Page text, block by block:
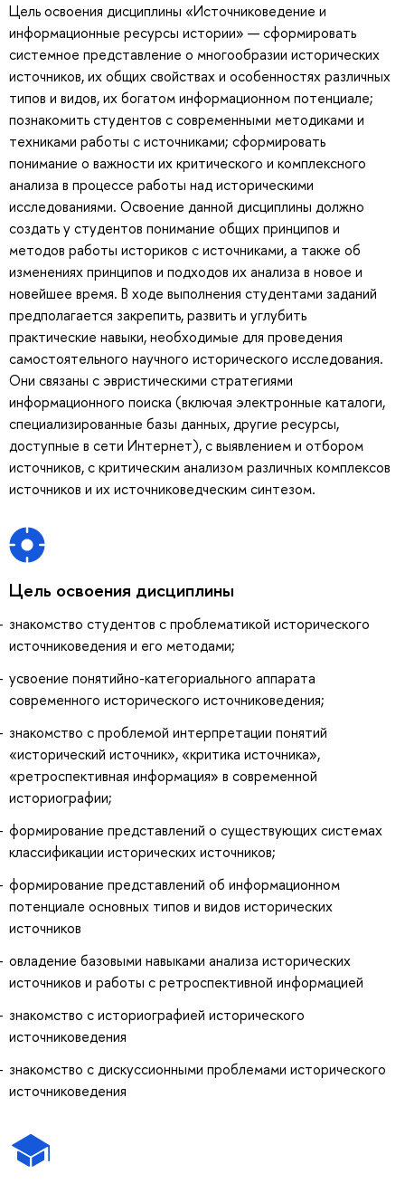
Цель освоения дисциплины «Источниковедение и
информационные ресурсы истории» — сформировать
системное представление о многообразии исторических
источников, их общих свойствах и особенностях различных
типов и видов, их богатом информационном потенциале;
познакомить студентов с современными методиками и
техниками работы с источниками; сформировать
понимание о важности их критического и комплексного
анализа в процессе работы над историческими
исследованиями. Освоение данной дисциплины должно
создать у студентов понимание общих принципов и
методов работы историков с источниками, а также об
изменениях принципов и подходов их анализа в новое и
новейшее время. В ходе выполнения студентами заданий
предполагается закрепить, развить и углубить
практические навыки, необходимые для проведения
самостоятельного научного исторического исследования.
Они связаны с эвристическими стратегиями
информационного поиска (включая электронные каталоги,
специализированные базы данных, другие ресурсы,
доступные в сети Интернет), с выявлением и отбором
источников, с критическим анализом различных комплексов
источников и их источниковедческим синтезом.
Цель освоения дисциплины
знакомство студентов с проблематикой исторического
источниковедения и его методами;
усвоение понятийно-категориального аппарата
современного исторического источниковедения;
знакомство с проблемой интерпретации понятий
«исторический источник», «критика источника»,
«ретроспективная информация» в современной
историографии;
формирование представлений о существующих системах
классификации исторических источников;
формирование представлений об информационном
потенциале основных типов и видов исторических
источников
овладение базовыми навыками анализа исторических
источников и работы с ретроспективной информацией
знакомство с историографией исторического
источниковедения
знакомство с дискуссионными проблемами исторического
источниковедения